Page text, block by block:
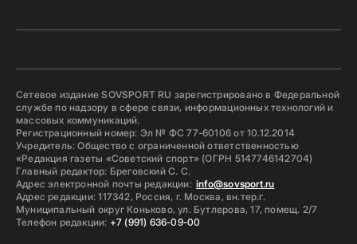
Сетевое издание SOVSPORT RU зарегистрировано в Федеральной
службе по надзору в сфере связи, информационных технологий и
массовых коммуникаций.
Регистрационный номер: Эл № ФС 77-60106 от 10.12.2014
Учредитель: Общество с ограниченной ответственностью
«Редакция газеты «Советский спорт» (ОГРН 5147746142704)
Главный редактор: Бреговский С. С.
Адрес электронной почты редакции: info@sovsport.ru
Адрес редакции: 117342, Россия, г. Москва, вн.тер.г.
Муниципальный округ Коньково, ул. Бутлерова, 17, помещ. 2/7
Телефон редакции: +7 (991) 636-09-00